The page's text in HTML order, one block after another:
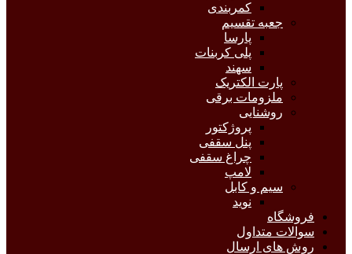
کمربندی
جعبه تقسیم
پارسا
پلی کربنات
سهند
پارت الکتریک
ملزومات برقی
روشنایی
پروژکتور
پنل سقفی
چراغ سقفی
لامپ
سیم و کابل
نوید
فروشگاه
سوالات متداول
روش های ارسال